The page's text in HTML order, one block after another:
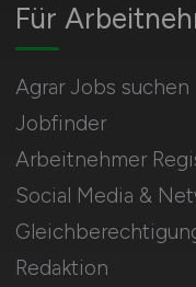
Für
Agrar Jobs suchen
Jobfinder
Arbeitnehmer
Social Media &
Redaktion